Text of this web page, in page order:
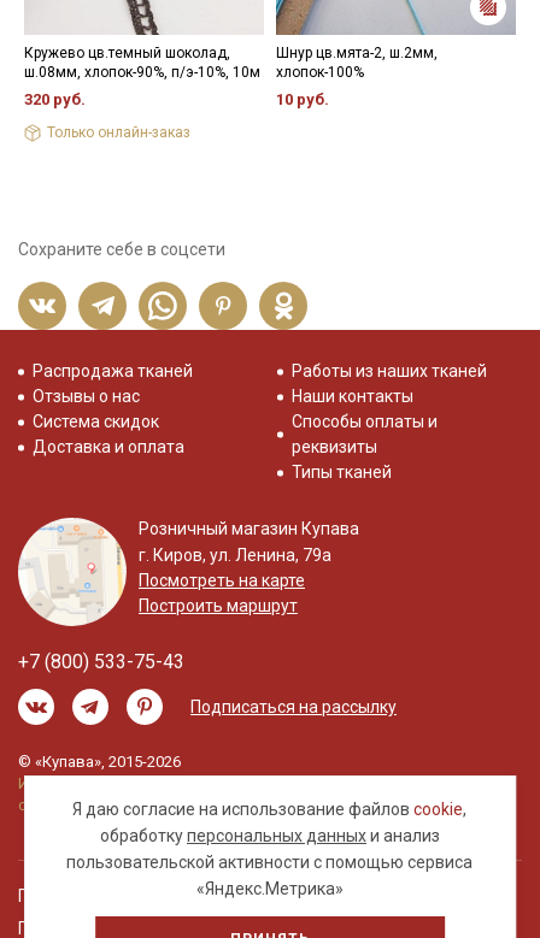
Кружево цв.темный шоколад,
ш.08мм, хлопок-90%, п/э-10%, 10м
320 руб.
Только онлайн-заказ
Шнур цв.мята-2, ш.2мм,
хлопок-100%
10 руб.
Сохраните себе в соцсети
Я даю согласие на использование файловcookie,
обработкуперсональных данныхи анализ
пользовательской активности с помощью сервиса
«Яндекс.Метрика»
Распродажа тканей
Отзывы о нас
Система скидок
Доставка и оплата
Работы из наших тканей
Наши контакты
Способы оплаты и
реквизиты
Типы тканей
Розничный магазин Купава
г. Киров, ул. Ленина, 79а
Посмотреть на карте
Построить маршрут
+7 (800) 533-75-43
Подписаться на рассылку
© «Купава», 2015-2026
Информация на сайте не является публичной
офертой.
Правовая информация
Политика обработки персональных данных